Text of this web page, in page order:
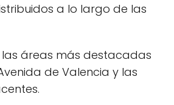
a lo largo de las
áreas más destacadas
de Valencia y las